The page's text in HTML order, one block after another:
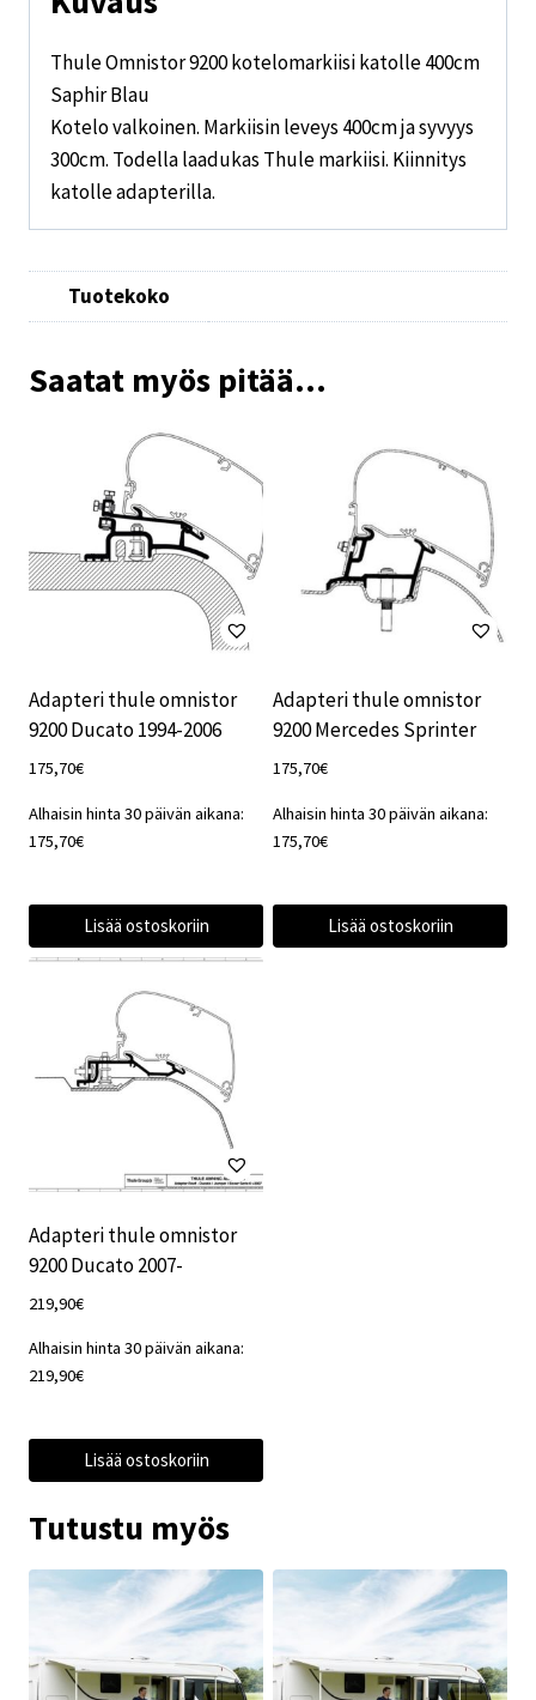
Thule Omnistor 9200 kotelomarkiisi katolle 400cm
Saphir Blau
Kotelo valkoinen. Markiisin leveys 400cm ja syvyys
300cm. Todella laadukas Thule markiisi. Kiinnitys
katolle adapterilla.
Tuotekoko
Saatat myös pitää...
Adapteri thule omnistor
9200 Ducato 1994-2006
175,70€
Alhaisin hinta 30 päivän aikana:
175,70€
Lisää ostoskoriin
Adapteri thule omnistor
9200 Mercedes Sprinter
175,70€
Alhaisin hinta 30 päivän aikana:
175,70€
Lisää ostoskoriin
Adapteri thule omnistor
9200 Ducato 2007-
219,90€
Alhaisin hinta 30 päivän aikana:
219,90€
Lisää ostoskoriin
Tutustu myös